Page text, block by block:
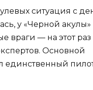
ситуация с
у «Черной акулы»
враги — на этот
Основной
единственный